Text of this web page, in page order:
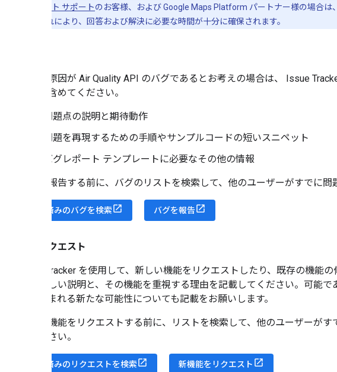
エンハンスト サポートのお客様、および Google Maps Platform パートナー様の場合は
ください。これにより、回答および解決に必要な時間が十分に確保されます。
問題の原因が Air Quality API のバグであるとお考えの場合は、 Issue
情報を含めてください。
問題点の説明と期待動作
問題を再現するための手順やサンプルコードの短いスニペット
バグレポート テンプレートに必要なその他の情報
バグを報告する前に、バグのリストを検索して、他のユーザーがすでに
登録済みのバグを検索 バグを報告
機能リクエスト
Issue Tracker を使用して、新しい機能をリクエストしたり、既存の機能
能の詳しい説明と、その機能を重視する理由を記載してください。可能
って生まれる新たな可能性についても記載をお願いします。
新しい機能をリクエストする前に、リストを検索して、他のユーザーが
てください。
提出済みのリクエストを検索 新機能をリクエスト